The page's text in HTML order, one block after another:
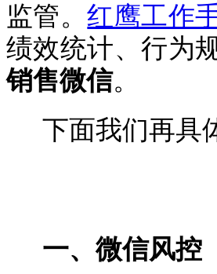
监管。红鹰工作
绩效统计、行为
销售微信。
下面我们再具
一、微信风控